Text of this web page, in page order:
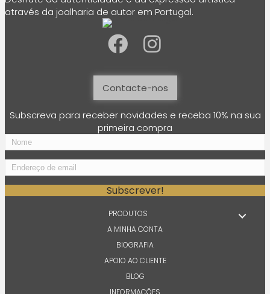
do
produto
através da joalharia de autor em Portugal.
Contacte-nos
Subscreva para receber novidades e receba 10% na sua
primeira compra
o
m
e
n
Subscrever!
PRODUTOS
A MINHA CONTA
BIOGRAFIA
APOIO AO CLIENTE
BLOG